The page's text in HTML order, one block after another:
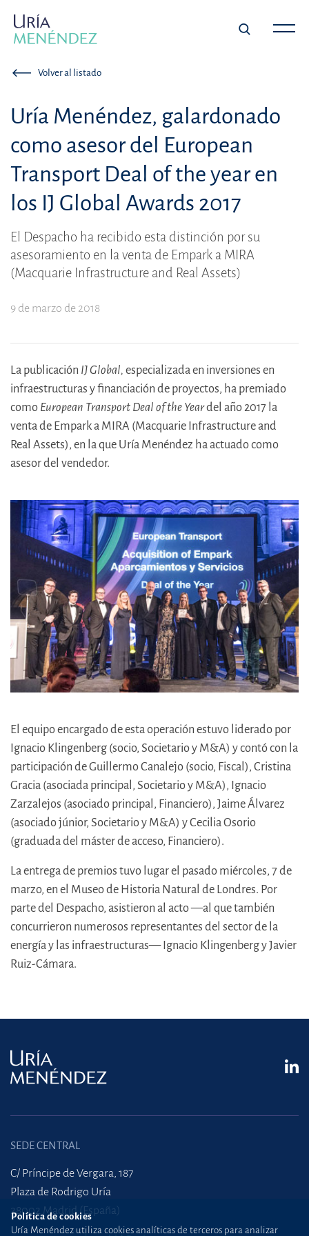
Volver al listado
Uría Menéndez, galardonado
como asesor del European
Transport Deal of the year en
los IJ Global Awards 2017
El Despacho ha recibido esta distinción por su
asesoramiento en la venta de Empark a MIRA
(Macquarie Infrastructure and Real Assets)
9 de marzo de 2018
La publicación IJ Global, especializada en inversiones en
infraestructuras y financiación de proyectos, ha premiado
como European Transport Deal of the Yeardel año 2017 la
venta de Empark a MIRA (Macquarie Infrastructure and
Real Assets), en la que Uría Menéndez ha actuado como
asesor del vendedor.
El equipo encargado de esta operación estuvo liderado por
Ignacio Klingenberg (socio, Societario y M&A) y contó con la
participación de Guillermo Canalejo (socio, Fiscal), Cristina
Gracia (asociada principal, Societario y M&A), Ignacio
Zarzalejos (asociado principal, Financiero), Jaime Álvarez
(asociado júnior, Societario y M&A) y Cecilia Osorio
(graduada del máster de acceso, Financiero).
La entrega de premios tuvo lugar el pasado miércoles, 7 de
marzo, en el Museo de Historia Natural de Londres. Por
parte del Despacho, asistieron al acto —al que también
concurrieron numerosos representantes del sector de la
energía y las infraestructuras— Ignacio Klingenberg y Javier
Ruiz-Cámara.
SEDE CENTRAL
C/ Príncipe de Vergara, 187
Plaza de Rodrigo Uría
28002 Madrid (España)
Política de cookies
Uría Menéndez utiliza cookies analíticas de terceros para analizar